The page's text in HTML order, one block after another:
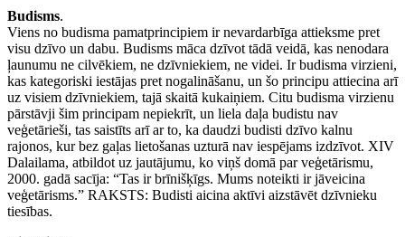
Budisms.
Viens no budisma pamatprincipiem ir nevardarbīga attieksme pret
visu dzīvo un dabu. Budisms māca dzīvot tādā veidā, kas nenodara
ļaunumu ne cilvēkiem, ne dzīvniekiem, ne videi. Ir budisma virzieni,
kas kategoriski iestājas pret nogalināšanu, un šo principu attiecina arī
uz visiem dzīvniekiem, tajā skaitā kukaiņiem. Citu budisma virzienu
pārstāvji šim principam nepiekrīt, un liela daļa budistu nav
veģetārieši, tas saistīts arī ar to, ka daudzi budisti dzīvo kalnu
rajonos, kur bez gaļas lietošanas uzturā nav iespējams izdzīvot. XIV
Dalailama, atbildot uz jautājumu, ko viņš domā par veģetārismu,
2000. gadā sacīja: “Tas ir brīnišķīgs. Mums noteikti ir jāveicina
veģetārisms.” RAKSTS: Budisti aicina aktīvi aizstāvēt dzīvnieku
tiesības.